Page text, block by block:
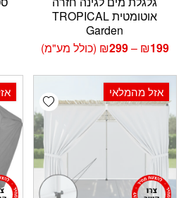
אוטומטית TROPICAL
Garden
₪199
–
₪299
טווח
⁦₪199⁩
⁦₪299⁩
(כולל מע"מ)
wishlist אזל מהמלאי